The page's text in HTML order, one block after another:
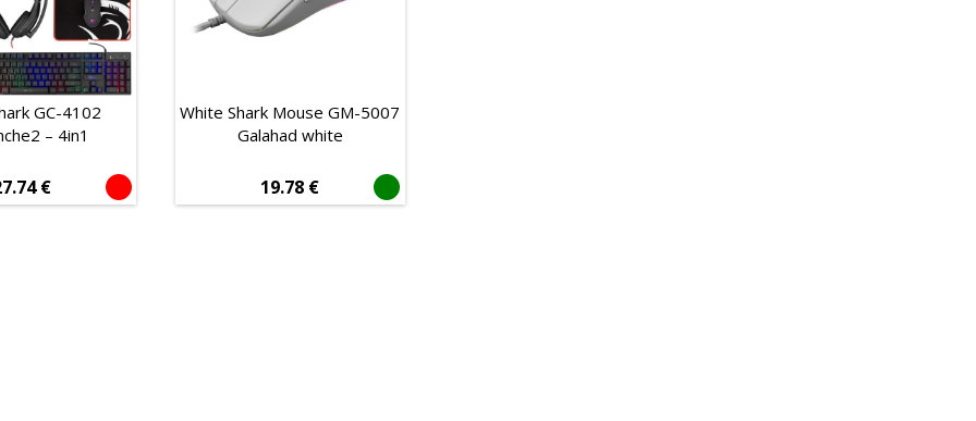
GC-4102
– 4in1
€
White Shark Mouse GM-5007
Galahad white
19.78 €